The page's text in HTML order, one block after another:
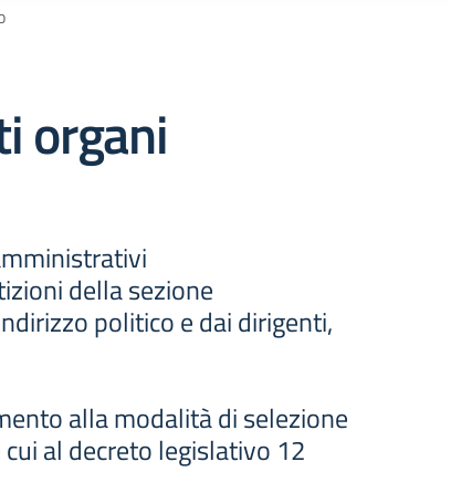
organi
della sezione
politico e dai dirigenti,
alla modalità di selezione
al decreto legislativo 12